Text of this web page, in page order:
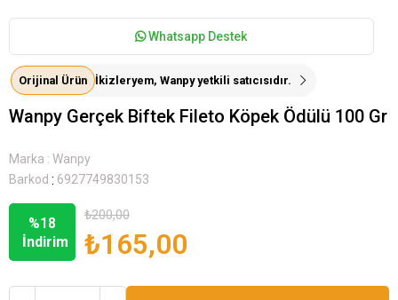
Whatsapp Destek
Orijinal Ürün İkizleryem, Wanpy yetkili satıcısıdır.
Wanpy Gerçek Biftek Fileto Köpek Ödülü 100 Gr
Marka : Wanpy
Barkod : 6927749830153
%18
İndirim
₺200,00
₺165,00